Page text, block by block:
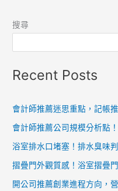
搜尋
Recent Posts
會計師推薦迷思重點，記帳
會計師推薦公司規模分析點
浴室排水口堵塞！排水臭味
摺疊門外觀質感！浴室摺疊
開公司推薦創業進程方向，